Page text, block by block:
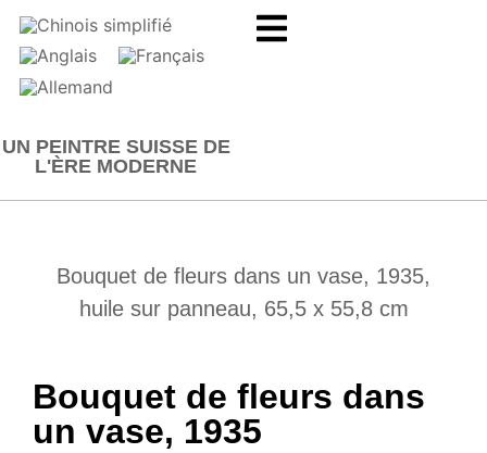
UN PEINTRE SUISSE DE
L'ÈRE MODERNE
Bouquet de fleurs dans un vase, 1935,
huile sur panneau, 65,5 x 55,8 cm
Bouquet de fleurs dans
un vase, 1935